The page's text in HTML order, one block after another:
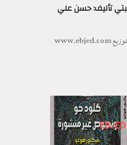
تأليف: حسن علي
مؤسسة ابجد للترجمة والنشر والتوزيع www.ebjed.com
EBJED